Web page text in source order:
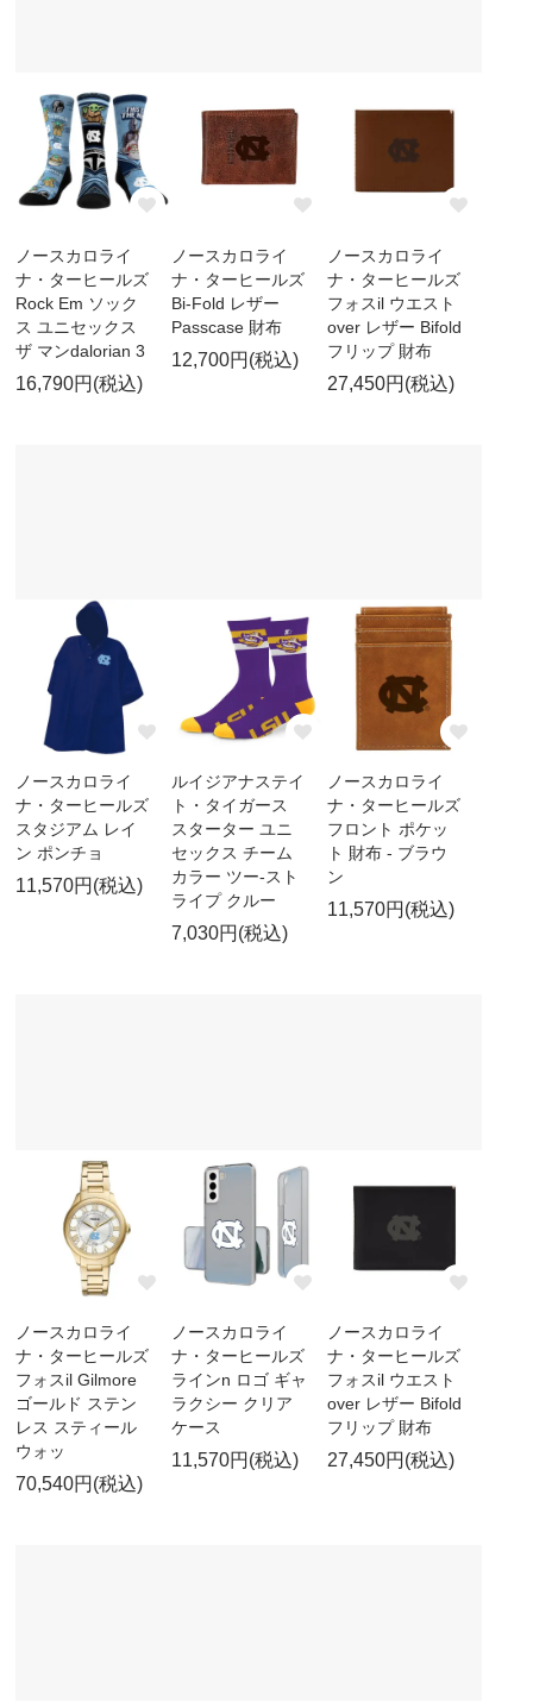
ノースカロライ
ナ・ターヒールズ
Rock Em ソック
ス ユニセックス
ザ マンdalorian 3
16,790円(税込)
ノースカロライ
ナ・ターヒールズ
Bi-Fold レザー
Passcase 財布
12,700円(税込)
ノースカロライ
ナ・ターヒールズ
フォスil ウエスト
over レザー Bifold
フリップ 財布
27,450円(税込)
ノースカロライ
ナ・ターヒールズ
スタジアム レイ
ン ポンチョ
11,570円(税込)
ルイジアナステイ
ト・タイガース
スターター ユニ
セックス チーム
カラー ツー-スト
ライプ クルー
7,030円(税込)
ノースカロライ
ナ・ターヒールズ
フロント ポケッ
ト 財布 - ブラウ
ン
11,570円(税込)
ノースカロライ
ナ・ターヒールズ
フォスil Gilmore
ゴールド ステン
レス スティール
ウォッ
70,540円(税込)
ノースカロライ
ナ・ターヒールズ
ラインn ロゴ ギャ
ラクシー クリア
ケース
11,570円(税込)
ノースカロライ
ナ・ターヒールズ
フォスil ウエスト
over レザー Bifold
フリップ 財布
27,450円(税込)